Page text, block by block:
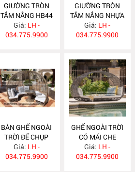
GIƯỜNG TRÒN
TẮM NẮNG HB44
Giá: LH -
034.775.9900
GIƯỜNG TRÒN
TẮM NẮNG NHỰA
GIẢ MÂY HB43
Giá: LH -
034.775.9900
BÀN GHẾ NGOÀI
TRỜI ĐỂ CHỤP
ẢNH CHO RESOT
GN372
Giá: LH -
034.775.9900
GHẾ NGOÀI TRỜI
CÓ MÁI CHE
GN371
Giá: LH -
034.775.9900